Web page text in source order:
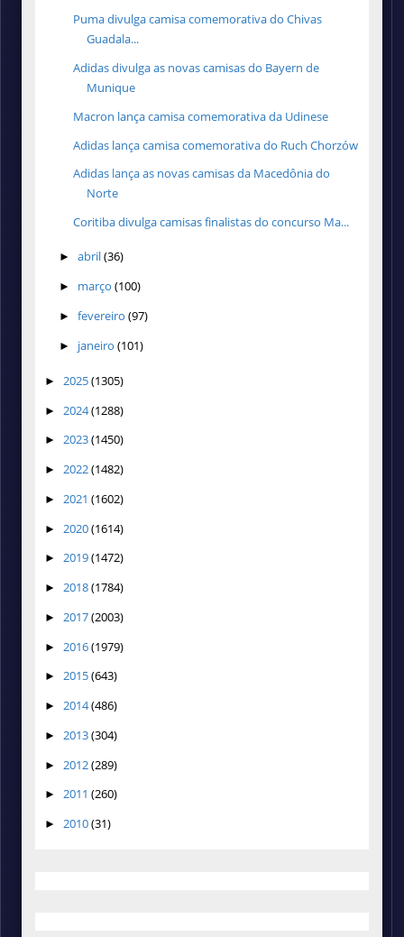
Puma divulga camisa comemorativa do Chivas
Guadala...
Adidas divulga as novas camisas do Bayern de
Munique
Macron lança camisa comemorativa da Udinese
Adidas lança camisa comemorativa do Ruch Chorzów
Adidas lança as novas camisas da Macedônia do
Norte
Coritiba divulga camisas finalistas do concurso Ma...
► abril(36)
► março (100)
► fevereiro (97)
► janeiro (101)
► 2025(1305)
► 2024(1288)
► 2023(1450)
► 2022(1482)
► 2021 (1602)
► 2020(1614)
► 2019(1472)
► 2018(1784)
► 2017(2003)
► 2016(1979)
► 2015(643)
► 2014(486)
► 2013(304)
► 2012(289)
► 2011 (260)
► 2010(31)